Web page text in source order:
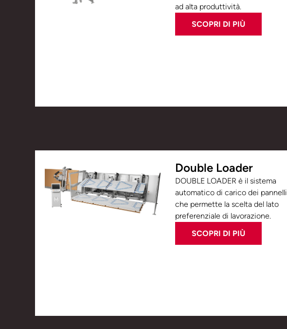
ad alta produttività.
SCOPRI DI PIÙ
Double Loader
DOUBLE LOADER è il sistema
automatico di carico dei
che permette la scelta del lato
preferenziale di lavorazione.
SCOPRI DI PIÙ